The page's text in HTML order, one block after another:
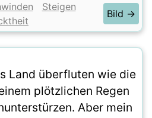
Steigen
Bild →
Land überfluten wie die
plötzlichen Regen
Aber mein